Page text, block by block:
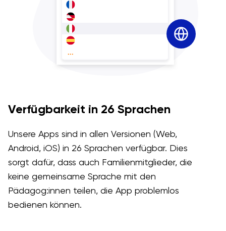
Verfügbarkeit in 26 Sprachen
Unsere Apps sind in allen Versionen (Web,
Android, iOS) in 26 Sprachen verfügbar. Dies
sorgt dafür, dass auch Familienmitglieder, die
keine gemeinsame Sprache mit den
Pädagog:innen teilen, die App problemlos
bedienen können.